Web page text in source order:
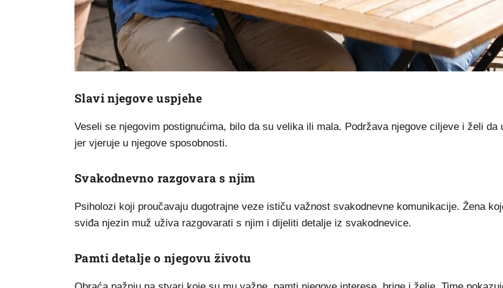
Slavi njegove uspjehe
Veseli se njegovim postignućima, bilo da su velika ili mala. Podržava njegove ciljeve i želi da
jer vjeruje u njegove sposobnosti.
Svakodnevno razgovara s njim
Psiholozi koji proučavaju dugotrajne veze ističu važnost svakodnevne komunikacije. Žena
sviđa njezin muž uživa razgovarati s njim i dijeliti detalje iz svakodnevice.
Pamti detalje o njegovu životu